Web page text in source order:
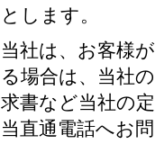
とします。
当社は、お客様
る場合は、当社
求書など当社の
当直通電話へお